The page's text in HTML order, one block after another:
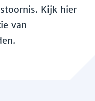
Kijk hier
van